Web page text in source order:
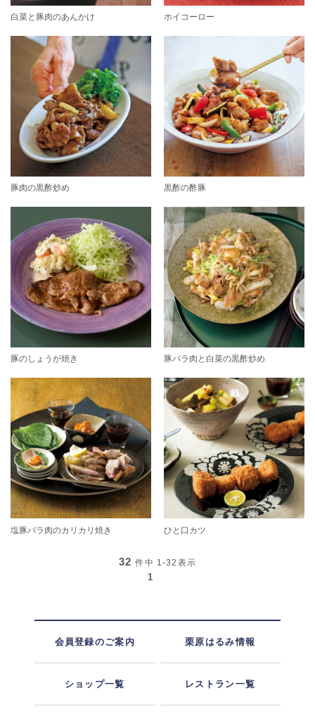
白菜と豚肉のあんかけ ホイコーロー
豚肉の黒酢炒め 黒酢の酢豚
豚のしょうが焼き 豚バラ肉と白菜の黒酢炒め
塩豚バラ肉のカリカリ焼き ひと口カツ
32 件中 1-32 表示
1
会員登録のご案内 栗原はるみ情報
ショップ一覧 レストラン一覧